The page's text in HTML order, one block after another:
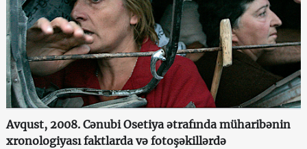
Avqust, 2008. Cənubi Osetiya ətrafında müharibənin
xronologiyası faktlarda və fotoşəkillərdə